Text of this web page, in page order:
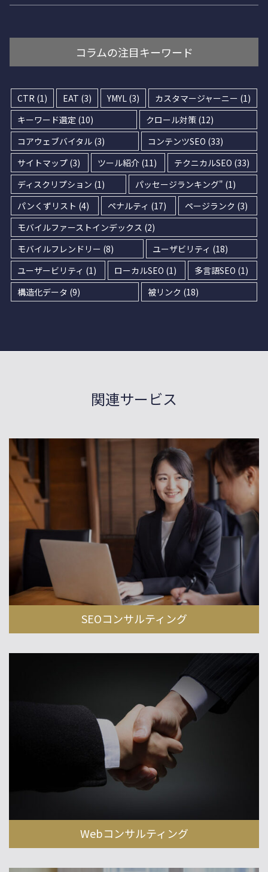
コラムの注目キーワード
CTR (1) EAT (3) YMYL (3) カスタマージャーニー (1)
キーワード選定 (10) クロール対策 (12)
コアウェブバイタル (3) コンテンツSEO (33)
サイトマップ (3) ツール紹介(11) テクニカルSEO (33)
ディスクリプション (1) パッセージランキング" (1)
パンくずリスト (4) ペナルティ (17) ページランク (3)
モバイルファーストインデックス (2)
モバイルフレンドリー (8) ユーザビリティ (18)
ユーザービリティ (1) ローカルSEO (1) 多言語SEO (1)
構造化データ (9) 被リンク (18)
関連サービス
SEOコンサルティング
Webコンサルティング